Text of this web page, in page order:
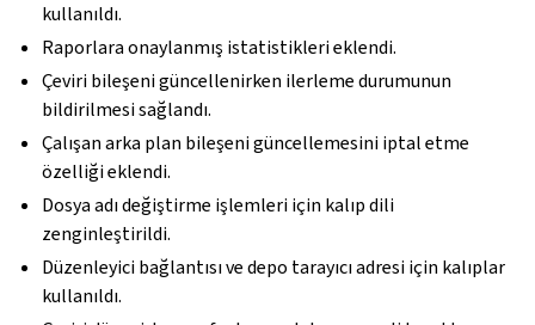
kullanıldı.
Raporlara onaylanmış istatistikleri eklendi.
Çeviri bileşeni güncellenirken ilerleme durumunun
bildirilmesi sağlandı.
Çalışan arka plan bileşeni güncellemesini iptal etme
özelliği eklendi.
Dosya adı değiştirme işlemleri için kalıp dili
zenginleştirildi.
Düzenleyici bağlantısı ve depo tarayıcı adresi için kalıplar
kullanıldı.